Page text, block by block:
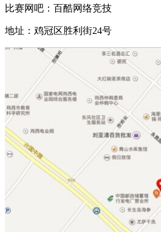
比赛网吧：百酷网络竞技
地址：鸡冠区胜利街24号